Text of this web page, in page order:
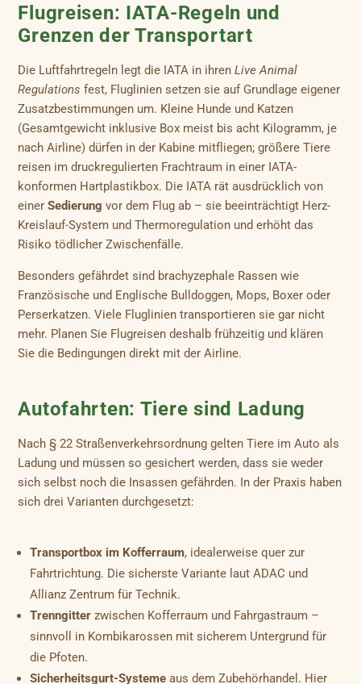
Flugreisen: IATA-Regeln und
Grenzen der Transportart
Die Luftfahrtregeln legt die IATA in ihrenLive Animal
Regulations fest, Fluglinien setzen sie auf Grundlage eigener
Zusatzbestimmungen um. Kleine Hunde und Katzen
(Gesamtgewicht inklusive Box meist bis acht Kilogramm, je
nach Airline) dürfen in der Kabine mitfliegen; größere Tiere
reisen im druckregulierten Frachtraum in einer IATA-
konformen Hartplastikbox. Die IATA rät ausdrücklich von
einerSedierung vor dem Flug ab – sie beeinträchtigt Herz-
Kreislauf-System und Thermoregulation und erhöht das
Risiko tödlicher Zwischenfälle.
Besonders gefährdet sind brachyzephale Rassen wie
Französische und Englische Bulldoggen, Mops, Boxer oder
Perserkatzen. Viele Fluglinien transportieren sie gar nicht
mehr. Planen Sie Flugreisen deshalb frühzeitig und klären
Sie die Bedingungen direkt mit der Airline.
Autofahrten: Tiere sind Ladung
Nach § 22 Straßenverkehrsordnung gelten Tiere im Auto als
Ladung und müssen so gesichert werden, dass sie weder
sich selbst noch die Insassen gefährden. In der Praxis haben
sich drei Varianten durchgesetzt:
Transportbox im Kofferraum, idealerweise quer zur
Fahrtrichtung. Die sicherste Variante laut ADAC und
Allianz Zentrum für Technik.
Trenngitter zwischen Kofferraum und Fahrgastraum –
sinnvoll in Kombikarossen mit sicherem Untergrund für
die Pfoten.
Sicherheitsgurt-Systeme aus dem Zubehörhandel. Hier